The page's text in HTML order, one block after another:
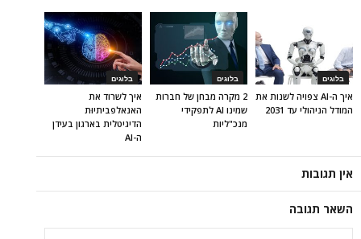
בלוגים
איך לשרוד את
האנאלפביתיוּת
הדיגיטלית בארגון בעידן
ה-AI
בלוגים
2 מקרה מבחן של חברות
שמינו AI לתפקידי
מנכ"ליות
בלוגים
איך ה-AI צפויה לשנות את
המודל הניהולי עד 2031
אין תגובות
השאר תגובה